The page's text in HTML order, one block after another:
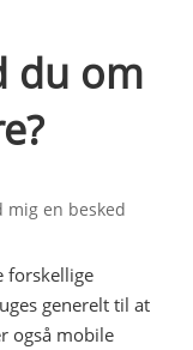
du om
mig en besked
forskellige
generelt til at
også mobile